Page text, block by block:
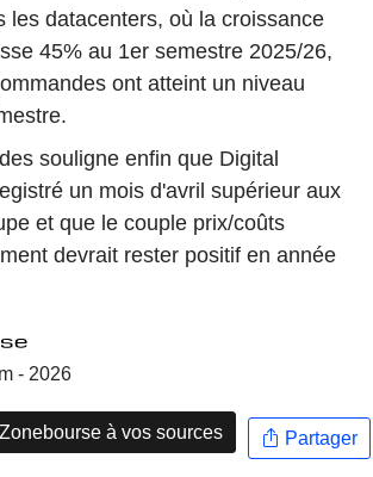
les datacenters, où la croissance
45% au 1er semestre 2025/26,
ont atteint un niveau
souligne enfin que Digital
un mois d'avril supérieur aux
et que le couple prix/coûts
devrait rester positif en année
- 2026
à vos sources Partager